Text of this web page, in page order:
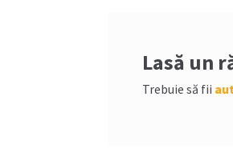
Lasă un
Trebuie să fii